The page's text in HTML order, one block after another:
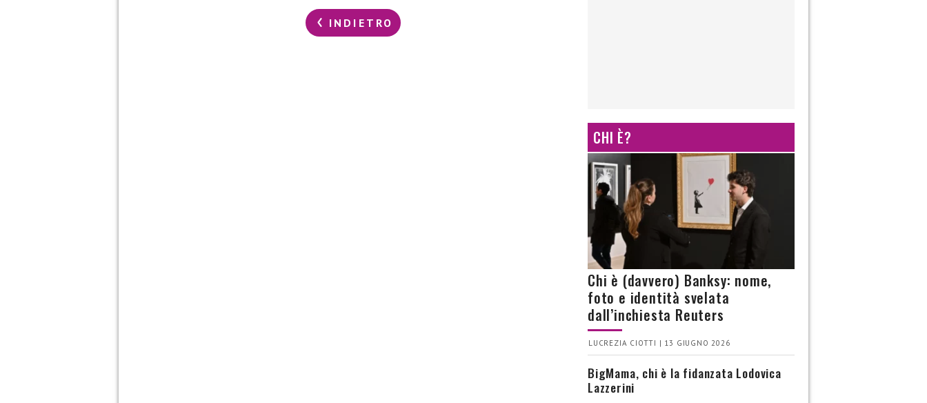
INDIETRO
CHI È?
Chi è (davvero) Banksy: nome,
foto e identità svelata
dall’inchiesta Reuters
LUCREZIA CIOTTI | 13 GIUGNO 2026
BigMama, chi è la fidanzata Lodovica
Lazzerini